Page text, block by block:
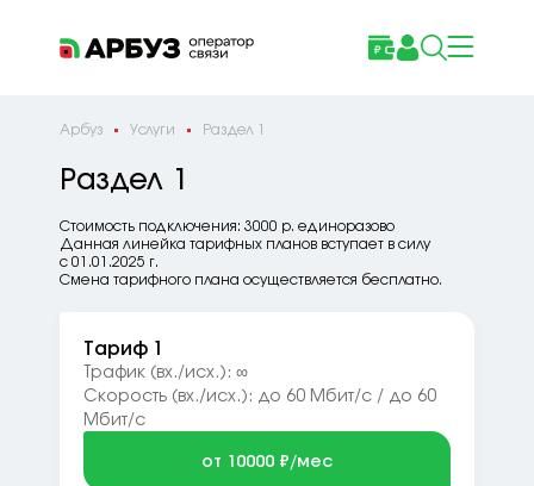
Арбуз Услуги Раздел 1
Раздел 1
Стоимость подключения: 3000 р. единоразово
Данная линейка тарифных планов вступает в силу
с 01.01.2025 г.
Смена тарифного плана осуществляется бесплатно.
Тариф 1
Трафик (вх./исх.): ∞
Скорость (вх./исх.): до 60 Мбит/с / до 60
Мбит/с
от 10000 ₽/мес